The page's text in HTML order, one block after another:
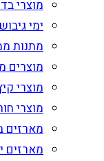
מוצרי
ימי
מתנות
מוצרים
מוצרי
מוצרי
מארזים
מארזים